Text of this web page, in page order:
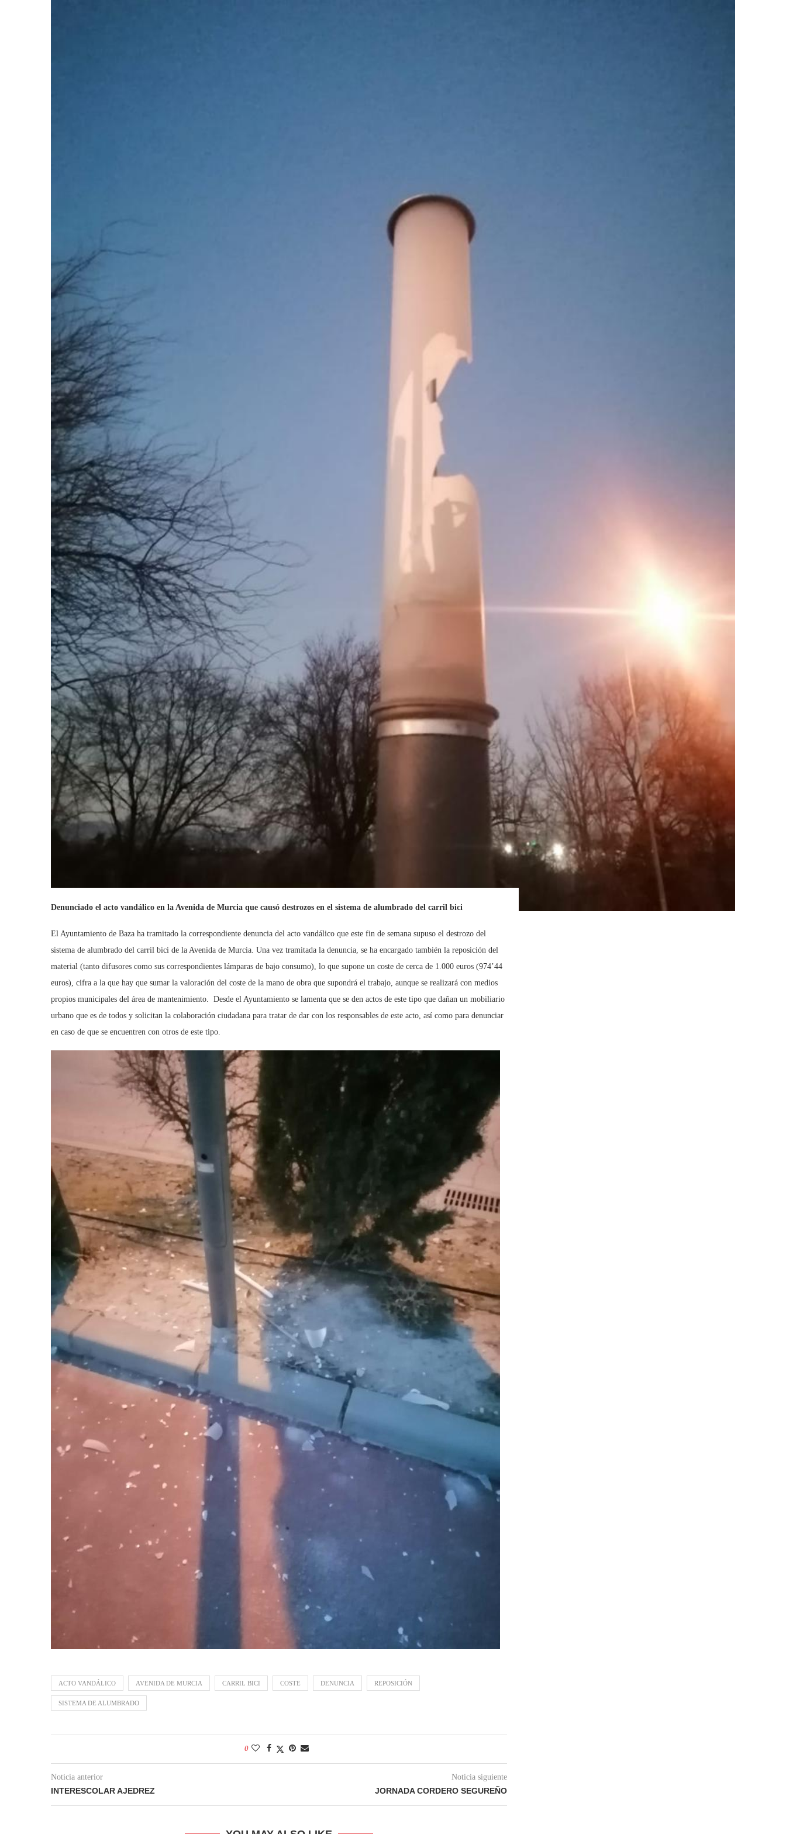
Denunciado el acto vandálico en la Avenida de Murcia que causó destrozos en el sistema de alumbrado del carril bici
El Ayuntamiento de Baza ha tramitado la correspondiente denuncia del acto vandálico que este fin de semana supuso el destrozo del
sistema de alumbrado del carril bici de la Avenida de Murcia. Una vez tramitada la denuncia, se ha encargado también la reposición del
material (tanto difusores como sus correspondientes lámparas de bajo consumo), lo que supone un coste de cerca de 1.000 euros (974’44
euros), cifra a la que hay que sumar la valoración del coste de la mano de obra que supondrá el trabajo, aunque se realizará con medios
propios municipales del área de mantenimiento. Desde el Ayuntamiento se lamenta que se den actos de este tipo que dañan un mobiliario
urbano que es de todos y solicitan la colaboración ciudadana para tratar de dar con los responsables de este acto, así como para denunciar
en caso de que se encuentren con otros de este tipo.
ACTO VANDÁLICO AVENIDA DE MURCIA CARRIL BICI COSTE DENUNCIA REPOSICIÓN
SISTEMA DE ALUMBRADO
0
Noticia anterior
INTERESCOLAR AJEDREZ
Noticia siguiente
JORNADA CORDERO SEGUREÑO